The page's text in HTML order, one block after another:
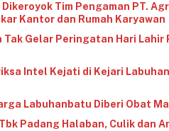
Tim Pengaman PT.
Kantor dan Rumah Karyawan
Tak Gelar Peringatan Hari
Intel Kejati di Kejari
Labuhanbatu Diberi Obat
Padang Halaban, Culik dan